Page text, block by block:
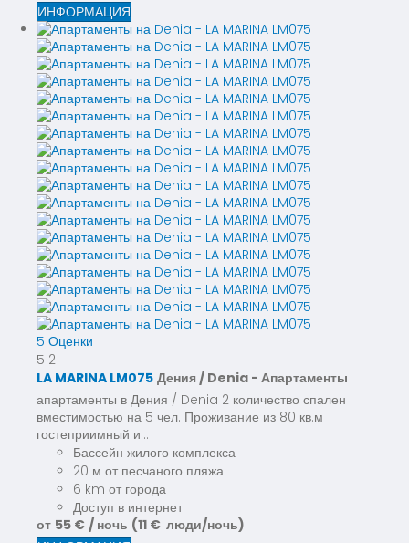
ИНФОРМАЦИЯ
5 Оценки
5 2
LA MARINA LM075 Дения / Denia - Апартаменты
апартаменты в Дения / Denia 2 количество спален
вместимостью на 5 чел. Проживание из 80 кв.м
гостеприимный и...
Бассейн жилого комплекса
20 м от песчаного пляжа
6 km от города
Доступ в интернет
от 55 € / ночь (11 € люди/ночь)